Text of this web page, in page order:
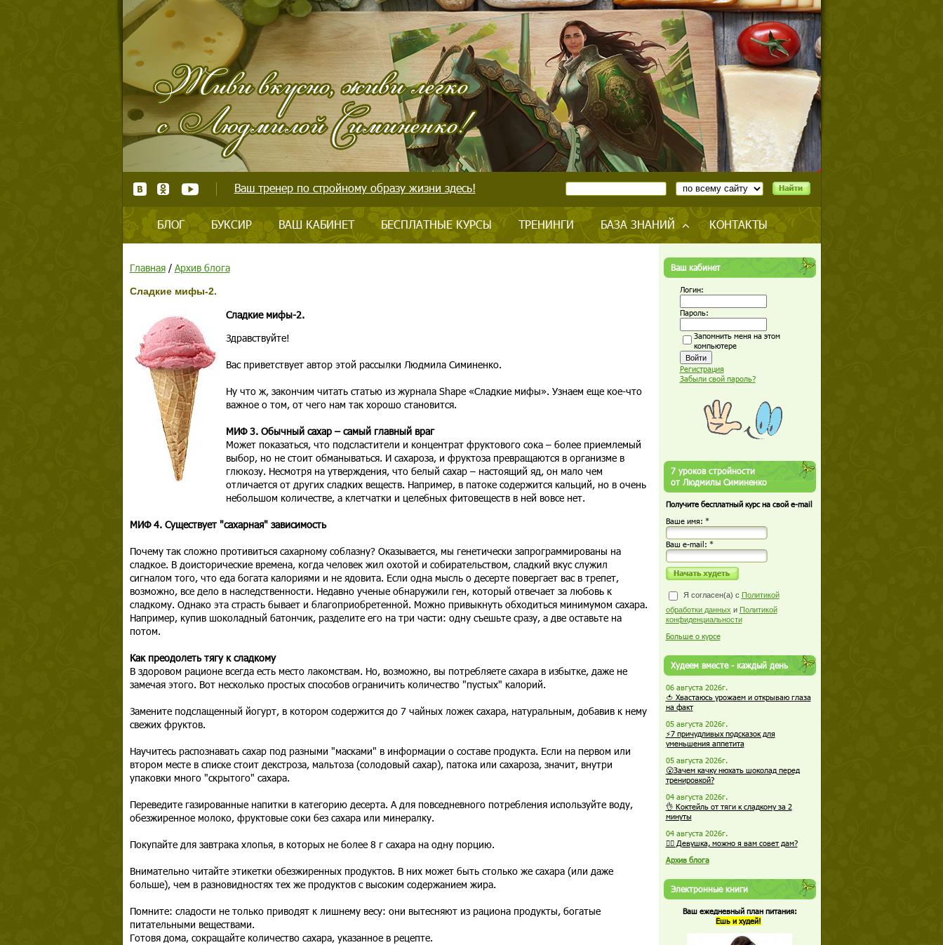
Ваш тренер по стройному образу жизни здесь!
БЛОГ БУКСИР ВАШ КАБИНЕТ БЕСПЛАТНЫЕ КУРСЫ ТРЕНИНГИ БАЗА ЗНАНИЙ КОНТАКТЫ
Главная/ Архив блога
Сладкие мифы-2.
Сладкие мифы-2.
Здравствуйте!
Вас приветствует автор этой рассылки Людмила Симиненко.
Ну что ж, закончим читать статью из журнала Shape «Сладкие мифы». Узнаем еще кое-что
важное о том, от чего нам так хорошо становится.
МИФ 3. Обычный сахар – самый главный враг
Может показаться, что подсластители и концентрат фруктового сока – более приемлемый
выбор, но не стоит обманываться. И сахароза, и фруктоза превращаются в организме в
глюкозу. Несмотря на утверждения, что белый сахар – настоящий яд, он мало чем
отличается от других сладких веществ. Например, в патоке содержится кальций, но в очень
небольшом количестве, а клетчатки и целебных фитовеществ в ней вовсе нет.
МИФ 4. Существует "сахарная" зависимость
Почему так сложно противиться сахарному соблазну? Оказывается, мы генетически запрограммированы на
сладкое. В доисторические времена, когда человек жил охотой и собирательством, сладкий вкус служил
сигналом того, что еда богата калориями и не ядовита. Если одна мысль о десерте повергает вас в трепет,
возможно, все дело в наследственности. Недавно ученые обнаружили ген, который отвечает за любовь к
сладкому. Однако эта страсть бывает и благоприобретенной. Можно привыкнуть обходиться минимумом сахара.
Например, купив шоколадный батончик, разделите его на три части: одну съешьте сразу, а две оставьте на
потом.
Как преодолеть тягу к сладкому
В здоровом рационе всегда есть место лакомствам. Но, возможно, вы потребляете сахара в избытке, даже не
замечая этого. Вот несколько простых способов ограничить количество "пустых" калорий.
Замените подслащенный йогурт, в котором содержится до 7 чайных ложек сахара, натуральным, добавив к нему
свежих фруктов.
Научитесь распознавать сахар под разными "масками" в информации о составе продукта. Если на первом или
втором месте в списке стоит декстроза, мальтоза (солодовый сахар), патока или сахароза, значит, внутри
упаковки много "скрытого" сахара.
Переведите газированные напитки в категорию десерта. А для повседневного потребления используйте воду,
обезжиренное молоко, фруктовые соки без сахара или минералку.
Покупайте для завтрака хлопья, в которых не более 8 г сахара на одну порцию.
Внимательно читайте этикетки обезжиренных продуктов. В них может быть столько же сахара (или даже
больше), чем в разновидностях тех же продуктов с высоким содержанием жира.
Помните: сладости не только приводят к лишнему весу: они вытесняют из рациона продукты, богатые
питательными веществами.
Готовя дома, сокращайте количество сахара, указанное в рецепте.
Ваш кабинет
Логин:
Пароль:
Запомнить меня на этом
компьютере
Регистрация
Забыли свой пароль?
7 уроков стройности
от Людмилы Симиненко
Получите бесплатный курс на свой e-mail
Ваше имя: *
Ваш е-mail: *
Я согласен(а) с Политикой
обработки данных и Политикой
конфиденциальности
Больше о курсе
Худеем вместе - каждый день
06 августа 2026г.
🍅 Хвастаюсь урожаем и открываю глаза
на факт
05 августа 2026г.
⚡7 причудливых подсказок для
уменьшения аппетита
05 августа 2026г.
😮Зачем качку нюхать шоколад перед
тренировкой?
04 августа 2026г.
👌 Коктейль от тяги к сладкому за 2
минуты
04 августа 2026г.
🏋️‍♀️ Девушка, можно я вам совет дам?
Архив блога
Электронные книги
Ваш ежедневный план питания:
Ешь и худей!